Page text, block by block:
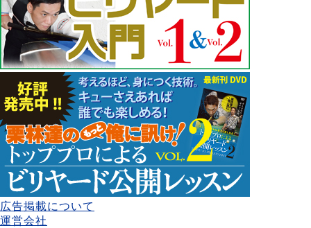
広告掲載について
運営会社